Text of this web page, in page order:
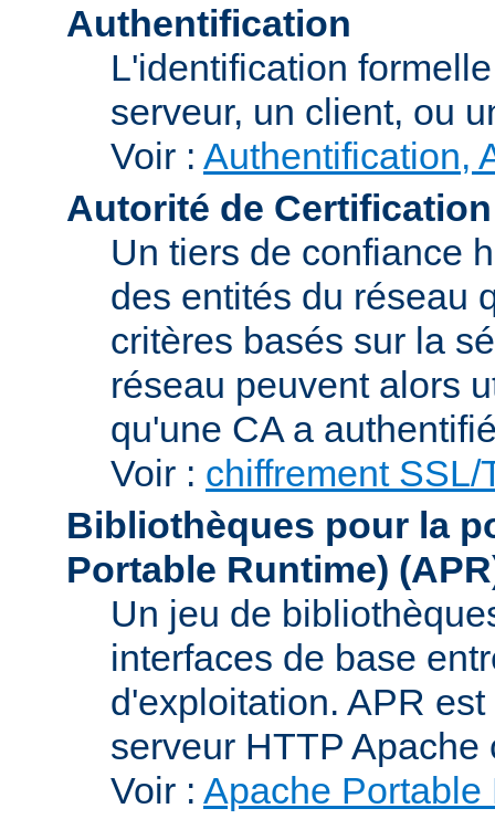
Authentification
L'identification
serveur, un client, ou
Voir : Authentification,
Autorité de
Un tiers de confiance
des entités du réseau
critères basés sur la
réseau peuvent alors
qu'une CA a
Voir : chiffrement SSL/
Bibliothèques pour la
Portable Runtime)
Un jeu de
interfaces de base
d'exploitation. APR
serveur HTTP
Voir : Apache